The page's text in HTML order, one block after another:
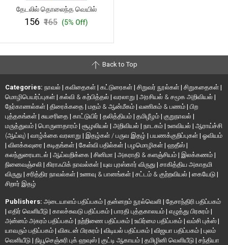
தேடலில் தொலைந்த வெயில்
₹156 ₹165 (5% Off)
Back to Top
Categories: நாவல் | கவிதைகள் | கட்டுரைகள் | சிறுவர் நூல்கள் | சிறுகதைகள் |
மொழிபெயர்ப்புகள் | கல்வி & கற்பித்தல் | வரலாறு | அரசியல் & சமூக அறிவியல் |
நேர்காணல்கள் | திரைக்கதை | மதம் & ஆன்மீகம் | வணிகம் & பணம் | பிற
புத்தகங்கள் | சுயசரிதை | காட்டுயிர் | தலித்தியம் | தமிழீழம் | குறுநாவல் |
மருத்துவம் | பொருளாதாரம் | சூழலியல் | அறிவியல் | நாடகம் | உளவியல் | ஆராய்ச்சி
(ஆய்வு) | வாழ்க்கை வரலாறு | இதழ்கள் / பருவ இதழ் | பயணக்குறிப்புகள் | ஓவியம்
| விளக்கவுரை | கடிதங்கள் | கேள்வி பதில்கள் | பழமொழிகள் | ஹதீஸ் |
கலந்துரையாடல் | ஆய்வறிக்கை | சினிமா | அகராதி & களஞ்சியம் | இலக்கணம் |
நினைவஞ்சலி | கிராஃபிக் நாவல்கள் | யுவ புரஸ்கார் விருது | சாகித்திய அகாதமி
விருது | சரித்திர நாவல்கள் | உணவு & பானங்கள் | சட்டம் & குற்றவியல் | கையேடு |
சிறார் இதழ்
Publishers: அடையாளம் பதிப்பகம் | தன்னறம் நூல்வெளி | தேசாந்திரி பதிப்பகம்
| எதிர் வெளியீடு | காலச்சுவடு பதிப்பகம் | பாரதி புத்தகாலயம் | எழுத்து பிரசுரம் |
அன்னம் அகரம் பதிப்பகம் | நற்றிணை பதிப்பகம் | உயிர்மை பதிப்பகம் | வம்சி புக்ஸ் |
யாவரும் பதிப்பகம் | விகடன் பிரசுரம் | விடியல் பதிப்பகம் | விஜயா பதிப்பகம் | புலம்
வெளியீடு | நியூசெஞ்சுரி புக் ஹவுஸ் | குட்டி ஆகாயம் | தமிழினி வெளியீடு | சந்தியா